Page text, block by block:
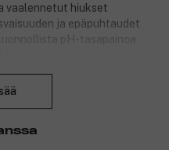
vaalennetut hiukset
ja epäpuhtaudet
pH-tasapainoa